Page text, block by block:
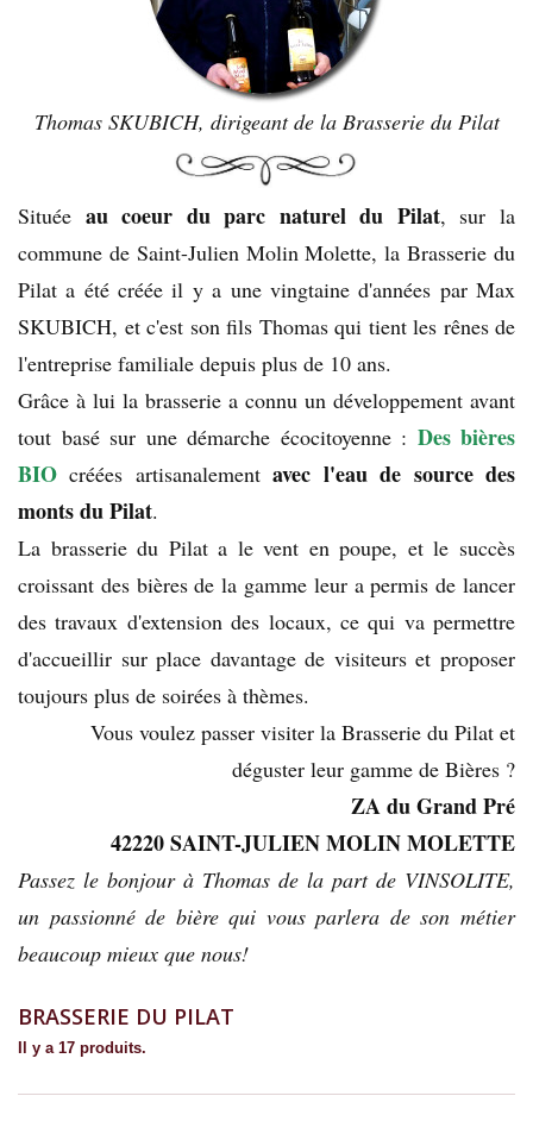
Thomas SKUBICH, dirigeant de la Brasserie du Pilat
Située au coeur du parc naturel du Pilat, sur la
commune de Saint-Julien Molin Molette, la Brasserie du
Pilat a été créée il y a une vingtaine d'années par Max
SKUBICH, et c'est son fils Thomas qui tient les rênes de
l'entreprise familiale depuis plus de 10 ans.
Grâce à lui la brasserie a connu un développement avant
tout basé sur une démarche écocitoyenne : Des bières
BIO créées artisanalementavec l'eau de source des
monts du Pilat.
La brasserie du Pilat a le vent en poupe, et le succès
croissant des bières de la gamme leur a permis de lancer
des travaux d'extension des locaux, ce qui va permettre
d'accueillir sur place davantage de visiteurs et proposer
toujours plus de soirées à thèmes.
Vous voulez passer visiter la Brasserie du Pilat et
déguster leur gamme de Bières ?
ZA du Grand Pré
42220 SAINT-JULIEN MOLIN MOLETTE
Passez le bonjour à Thomas de la part de VINSOLITE,
un passionné de bière qui vous parlera de son métier
beaucoup mieux que nous!
BRASSERIE DU PILAT
Il y a 17 produits.